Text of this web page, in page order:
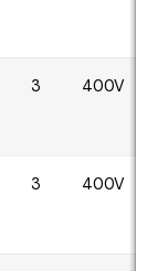
3 400V
3 400V